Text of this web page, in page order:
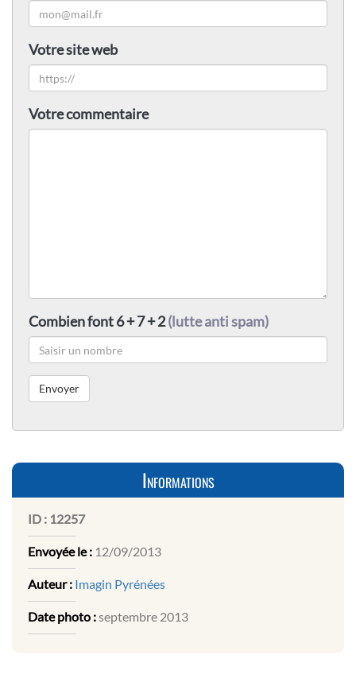
Votre site web
Votre commentaire
Combien font 6 + 7 + 2(lutte anti spam)
Informations
ID : 12257
Envoyée le : 12/09/2013
Auteur : Imagin Pyrénées
Date photo :septembre 2013